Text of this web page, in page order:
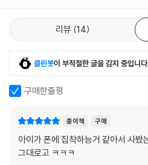
리뷰 14
클린봇이 부적절한 글을 감지 중입니다.
구매한줄평
종이책 구매
아이가 폰에 집착하능거 같아서 사봤
그대로고 ㅋㅋㅋ